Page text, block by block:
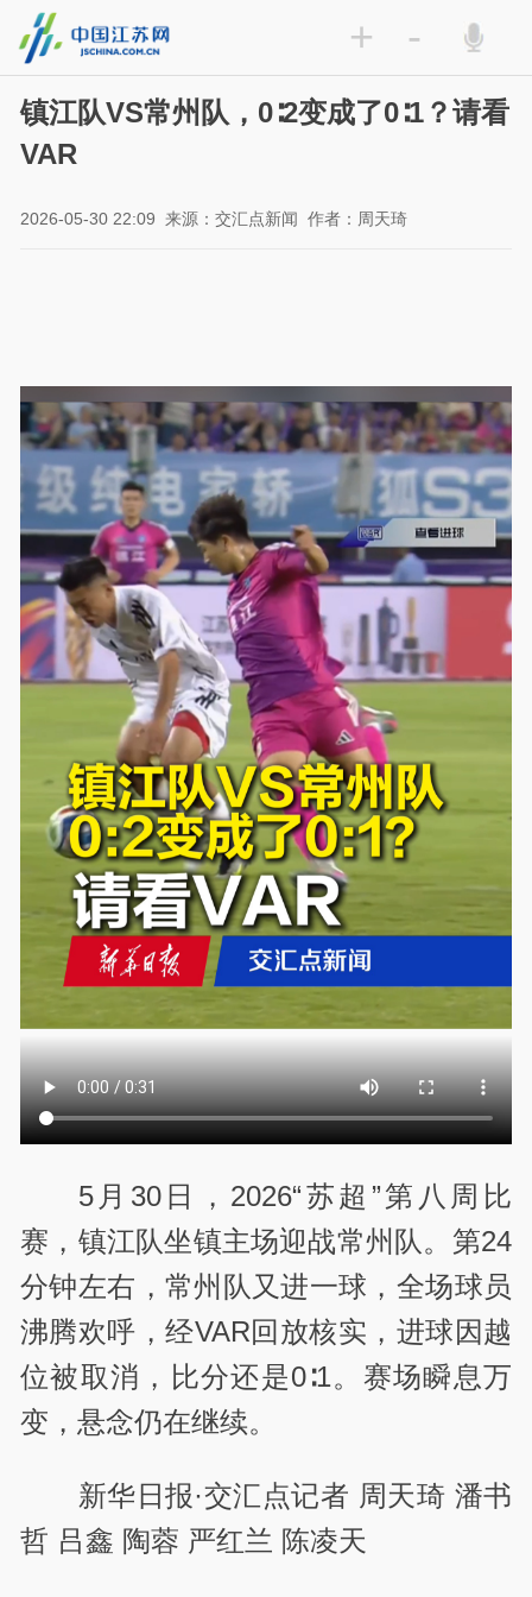
+ -
镇江队VS常州队，0∶2变成了0∶1？请看
VAR
2026-05-30 22:09 来源：交汇点新闻 作者：周天琦
5月30日，2026“苏超”第八周比
赛，镇江队坐镇主场迎战常州队。第24
分钟左右，常州队又进一球，全场球员
沸腾欢呼，经VAR回放核实，进球因越
位被取消，比分还是0∶1。赛场瞬息万
变，悬念仍在继续。
新华日报·交汇点记者 周天琦 潘书
哲 吕鑫 陶蓉 严红兰 陈凌天